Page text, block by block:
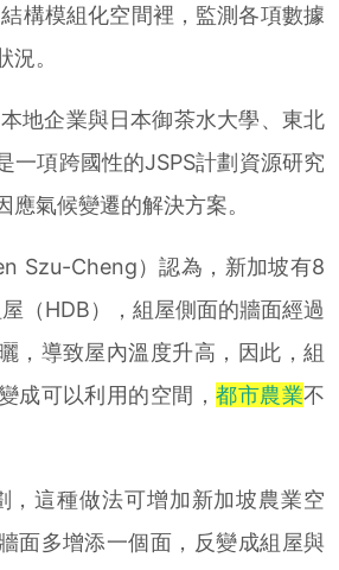
構模組化空間裡，監測各項數據
。
企業與日本御茶水大學、東北
一項跨國性的JSPS計劃資源研究
應氣候變遷的解決方案。
Cheng）認為，新加坡有8
（HDB），組屋側面的牆面經過
，導致屋內溫度升高，因此，組
成可以利用的空間，都市農業不
種做法可增加新加坡農業空
面多增添一個面，反變成組屋與